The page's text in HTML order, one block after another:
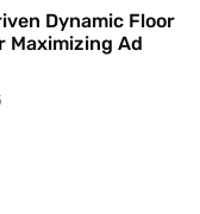
Dynamic Floor
Maximizing Ad